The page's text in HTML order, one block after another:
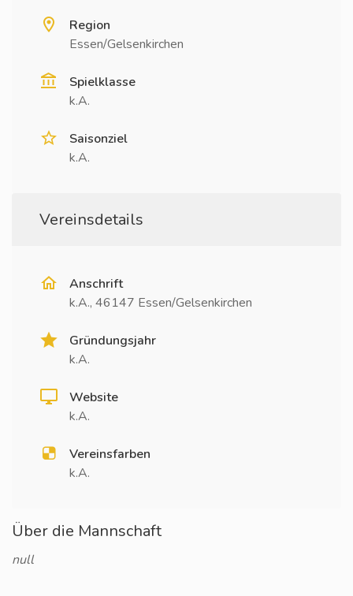
Region
Essen/Gelsenkirchen
Spielklasse
k.A.
Saisonziel
k.A.
Vereinsdetails
Anschrift
k.A., 46147 Essen/Gelsenkirchen
Gründungsjahr
k.A.
Website
k.A.
Vereinsfarben
k.A.
Über die Mannschaft
null